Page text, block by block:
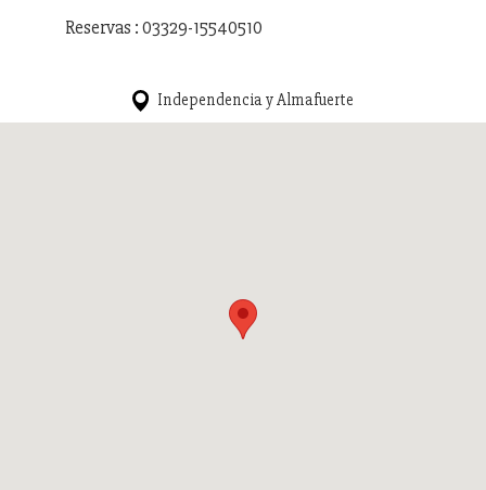
Reservas : 03329-15540510
Independencia y Almafuerte